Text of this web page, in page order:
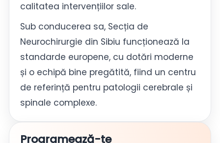
calitatea intervențiilor sale.
Sub conducerea sa, Secția de
Neurochirurgie din Sibiu funcționează la
standarde europene, cu dotări moderne
și o echipă bine pregătită, fiind un centru
de referință pentru patologii cerebrale și
spinale complexe.
Programează-te